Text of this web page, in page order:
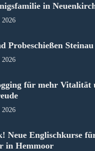
in
2026
Probeschießen
2026
für mehr Vitalität
2026
Neue Englischkurse
in Hemmoor